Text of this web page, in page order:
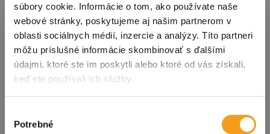
súbory cookie. Informácie o tom, ako používate naše
webové stránky, poskytujeme aj našim partnerom v
oblasti sociálnych médií, inzercie a analýzy. Títo partneri
môžu príslušné informácie skombinovať s ďalšími
údajmi, ktoré ste im poskytli alebo ktoré od vás získali,
keď ste používali ich služby.
súhlasu
Potrebné
Prihláste sa k odberu noviniek
S nami ste vždy v obraze! Prihláste sa na odber
noviniek a dostávajte tie
informácie o podujatiach a dianí v mestepriamo